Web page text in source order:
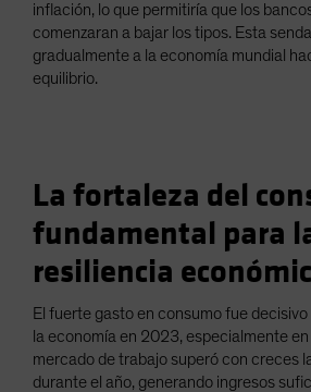
inflación, lo que permitiría que los
comenzaran a bajar los tipos. Esta
gradualmente a la economía mundial
equilibrio.
La fortaleza del
fundamental para
resiliencia
El fuerte gasto en consumo fue
la economía en 2023, especialmente en
mercado de trabajo superó con creces
durante el año, generando ingresos